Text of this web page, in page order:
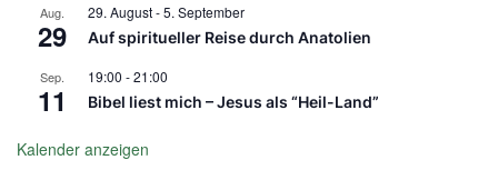
Aug.
29
29. August-5. September
Auf spiritueller Reise durch Anatolien
Sep.
11
19:00 -21:00
Bibel liest mich – Jesus als “Heil-Land”
Kalender anzeigen